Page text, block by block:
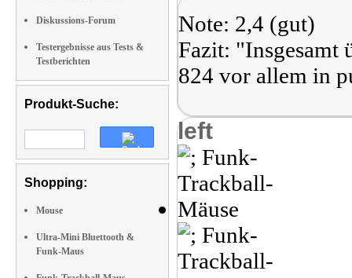
Diskussions-Forum
Testergebnisse aus Tests &
Testberichten
Produkt-Suche:
Shopping:
Mouse
Ultra-Mini Bluettooth &
Funk-Maus
Note: 2,4 (gut)
Fazit: "Insgesamt
824 vor allem in
left